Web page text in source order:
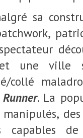
sa
une ville
collé
. La
capables